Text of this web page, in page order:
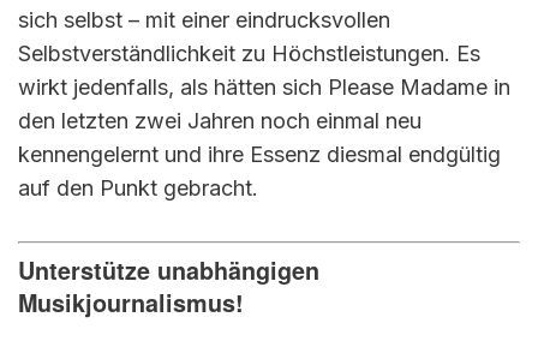
sich selbst – mit einer eindrucksvollen
Selbstverständlichkeit zu Höchstleistungen. Es
wirkt jedenfalls, als hätten sich Please Madame in
den letzten zwei Jahren noch einmal neu
kennengelernt und ihre Essenz diesmal endgültig
auf den Punkt gebracht.
Unterstütze unabhängigen
Musikjournalismus!